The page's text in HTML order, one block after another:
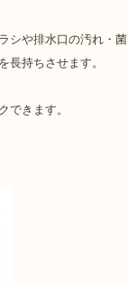
シや排水口の汚れ・菌
長持ちさせます。
できます。